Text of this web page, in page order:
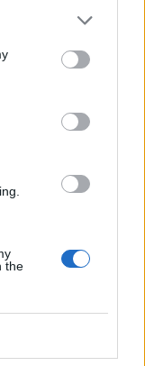
the
& CULTURE
voucher
& CULTURE